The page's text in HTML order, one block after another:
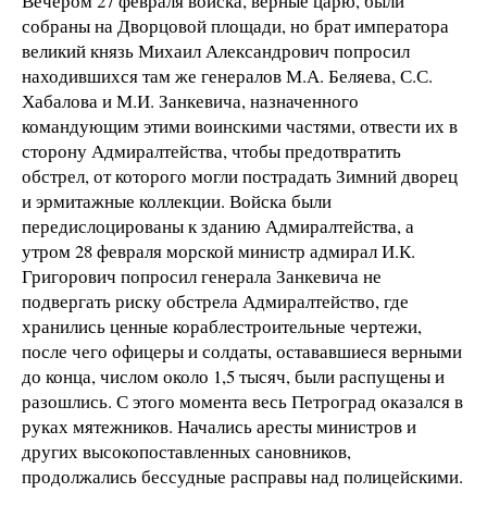
собраны на Дворцовой площади, но брат императора
великий князь Михаил Александрович попросил
находившихся там же генералов М.А. Беляева, С.С.
Хабалова и М.И. Занкевича, назначенного
командующим этими воинскими частями, отвести их в
сторону Адмиралтейства, чтобы предотвратить
обстрел, от которого могли пострадать Зимний дворец
и эрмитажные коллекции. Войска были
передислоцированы к зданию Адмиралтейства, а
утром 28 февраля морской министр адмирал И.К.
Григорович попросил генерала Занкевича не
подвергать риску обстрела Адмиралтейство, где
хранились ценные кораблестроительные чертежи,
после чего офицеры и солдаты, остававшиеся верными
до конца, числом около 1,5 тысяч, были распущены и
разошлись. С этого момента весь Петроград оказался в
руках мятежников. Начались аресты министров и
других высокопоставленных сановников,
продолжались бессудные расправы над полицейскими.